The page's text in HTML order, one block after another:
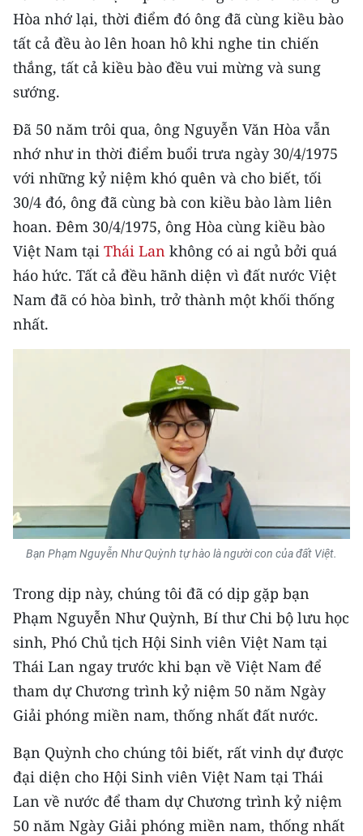
Hòa nhớ lại, thời điểm đó ông đã cùng kiều bào
tất cả đều ào lên hoan hô khi nghe tin chiến
thắng, tất cả kiều bào đều vui mừng và sung
sướng.
Đã 50 năm trôi qua, ông Nguyễn Văn Hòa vẫn
nhớ như in thời điểm buổi trưa ngày 30/4/1975
với những kỷ niệm khó quên và cho biết, tối
30/4 đó, ông đã cùng bà con kiều bào làm liên
hoan. Đêm 30/4/1975, ông Hòa cùng kiều bào
Việt Nam tại Thái Lan không có ai ngủ bởi quá
háo hức. Tất cả đều hãnh diện vì đất nước Việt
Nam đã có hòa bình, trở thành một khối thống
nhất.
Bạn Phạm Nguyễn Như Quỳnh tự hào là người con của đất Việt.
Trong dịp này, chúng tôi đã có dịp gặp bạn
Phạm Nguyễn Như Quỳnh, Bí thư Chi bộ lưu học
sinh, Phó Chủ tịch Hội Sinh viên Việt Nam tại
Thái Lan ngay trước khi bạn về Việt Nam để
tham dự Chương trình kỷ niệm 50 năm Ngày
Giải phóng miền nam, thống nhất đất nước.
Bạn Quỳnh cho chúng tôi biết, rất vinh dự được
đại diện cho Hội Sinh viên Việt Nam tại Thái
Lan về nước để tham dự Chương trình kỷ niệm
50 năm Ngày Giải phóng miền nam, thống nhất